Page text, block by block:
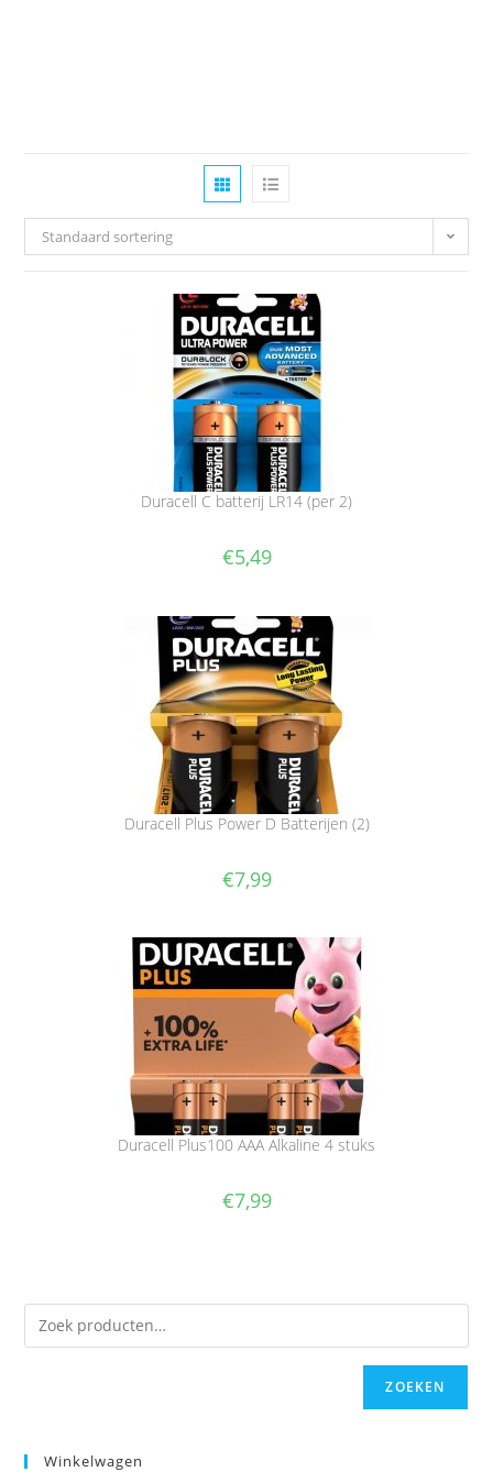
Standaard sortering
Duracell C batterij LR14 (per 2)
€5,49
Duracell Plus Power D Batterijen (2)
€7,99
Duracell Plus100 AAA Alkaline 4 stuks
€7,99
ZOEKEN
Winkelwagen